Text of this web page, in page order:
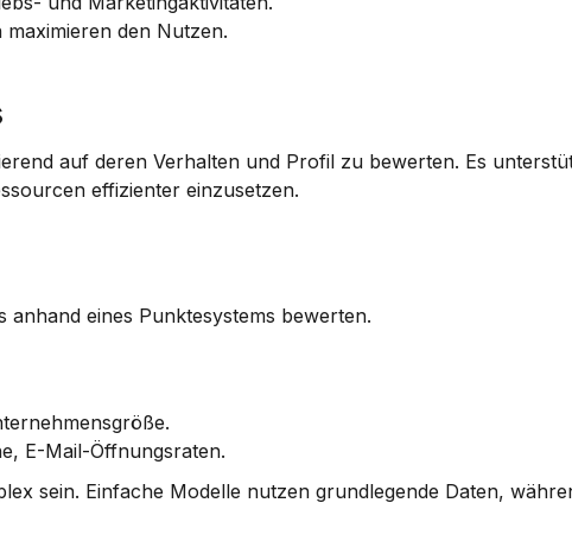
den Nutzen.
auf deren Verhalten und Profil zu bewerten. Es
effizienter einzusetzen.
anhand eines Punktesystems bewerten.
E-Mail-Öffnungsraten.
sein. Einfache Modelle nutzen grundlegende Daten,